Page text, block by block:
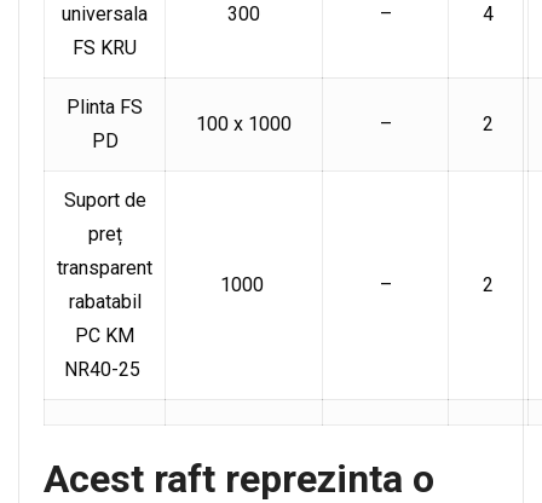
universala
FS KRU
300 – 4
Plinta FS
PD
100 x 1000 – 2
Suport de
preț
transparent
rabatabil
PC KM
NR40-25
1000 – 2
Acest raft reprezinta o